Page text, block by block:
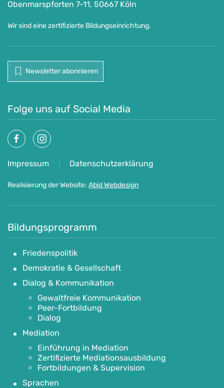
Obenmarspforten 7-11, 50667 Köln
Wir sind eine zertifizierte Bildungseinrichtung.
Newsletter abonnieren
Folge uns auf Social Media
Impressum Datenschutzerklärung
Realisierung der Website: Abid Webdesign
Bildungsprogramm
Friedenspolitik
Demokratie & Gesellschaft
Dialog & Kommunikation
Gewaltfreie Kommunikation
Peer-Fortbildung
Dialog
Mediation
Einführung in Mediation
Zertifizierte Mediationsausbildung
Fortbildungen & Supervision
Sprachen